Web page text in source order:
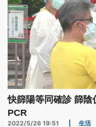
快篩陽等同確診 篩
PCR
2022/5/26 19:51 生活